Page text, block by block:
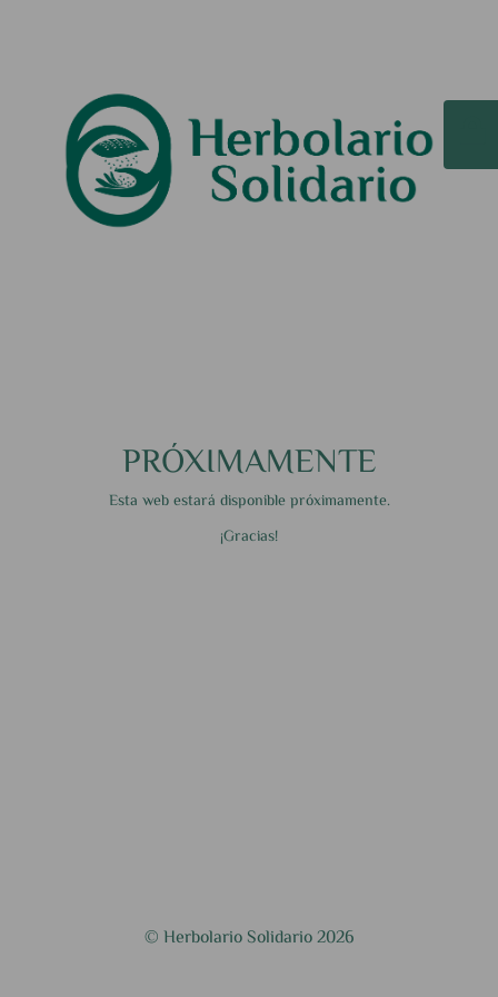
PRÓXIMAMENTE
Esta web estará disponible próximamente.
¡Gracias!
© Herbolario Solidario 2026